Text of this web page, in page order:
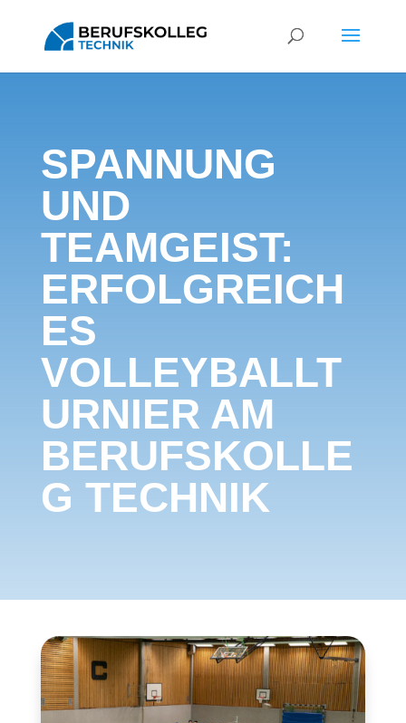
SPANNUNG
UND
TEAMGEIST:
ERFOLGREICH
ES
VOLLEYBALLT
URNIER AM
BERUFSKOLLE
G TECHNIK